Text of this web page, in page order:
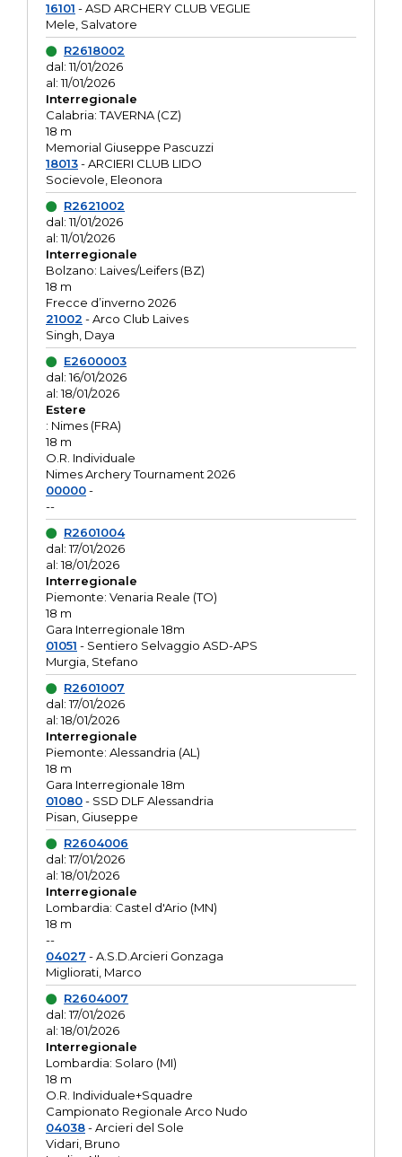
16101 - ASD ARCHERY CLUB VEGLIE
Mele, Salvatore
R2618002
dal: 11/01/2026
al: 11/01/2026
Interregionale
Calabria: TAVERNA (CZ)
18 m
Memorial Giuseppe Pascuzzi
18013- ARCIERI CLUB LIDO
Socievole, Eleonora
R2621002
dal: 11/01/2026
al: 11/01/2026
Interregionale
Bolzano: Laives/Leifers (BZ)
18 m
Frecce d’inverno 2026
21002 - Arco Club Laives
Singh, Daya
E2600003
dal: 16/01/2026
al: 18/01/2026
Estere
: Nimes (FRA)
18 m
O.R. Individuale
Nimes Archery Tournament 2026
00000-
--
R2601004
dal: 17/01/2026
al: 18/01/2026
Interregionale
Piemonte: Venaria Reale (TO)
18 m
Gara Interregionale 18m
01051 - Sentiero Selvaggio ASD-APS
Murgia, Stefano
R2601007
dal: 17/01/2026
al: 18/01/2026
Interregionale
Piemonte: Alessandria (AL)
18 m
Gara Interregionale 18m
01080- SSD DLF Alessandria
Pisan, Giuseppe
R2604006
dal: 17/01/2026
al: 18/01/2026
Interregionale
Lombardia: Castel d'Ario (MN)
18 m
--
04027 - A.S.D.Arcieri Gonzaga
Migliorati, Marco
R2604007
dal: 17/01/2026
al: 18/01/2026
Interregionale
Lombardia: Solaro (MI)
18 m
O.R. Individuale+Squadre
Campionato Regionale Arco Nudo
04038- Arcieri del Sole
Vidari, Bruno